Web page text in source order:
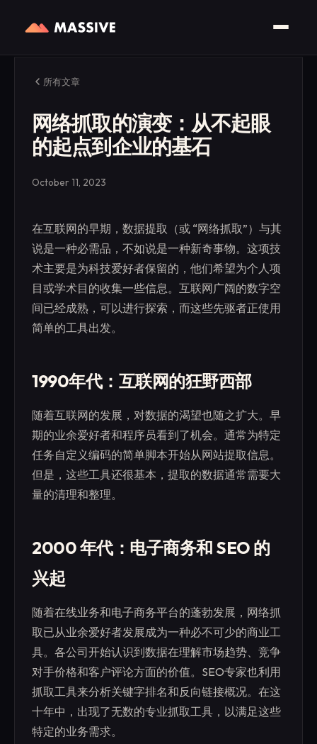
所有文章
网络抓取的演变：从不起眼
的起点到企业的基石
October 11, 2023
在互联网的早期，数据提取（或 “网络抓取”）与其
说是一种必需品，不如说是一种新奇事物。这项技
术主要是为科技爱好者保留的，他们希望为个人项
目或学术目的收集一些信息。互联网广阔的数字空
间已经成熟，可以进行探索，而这些先驱者正使用
简单的工具出发。
1990年代：互联网的狂野西部
随着互联网的发展，对数据的渴望也随之扩大。早
期的业余爱好者和程序员看到了机会。通常为特定
任务自定义编码的简单脚本开始从网站提取信息。
但是，这些工具还很基本，提取的数据通常需要大
量的清理和整理。
2000 年代：电子商务和 SEO 的
兴起
随着在线业务和电子商务平台的蓬勃发展，网络抓
取已从业余爱好者发展成为一种必不可少的商业工
具。各公司开始认识到数据在理解市场趋势、竞争
对手价格和客户评论方面的价值。SEO专家也利用
抓取工具来分析关键字排名和反向链接概况。在这
十年中，出现了无数的专业抓取工具，以满足这些
特定的业务需求。